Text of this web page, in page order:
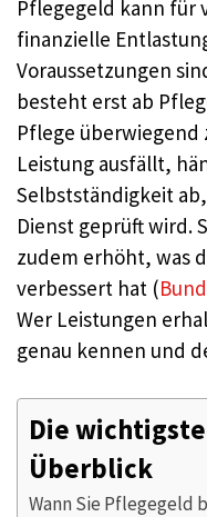
Pflegegeld kann für
finanzielle
Voraussetzungen
besteht erst ab
Pflege überwiegend
Leistung ausfällt,
Selbstständigkeit
Dienst geprüft wird.
zudem erhöht, was
verbessert hat (
Wer Leistungen
genau kennen und
Die
Überblick
Wann Sie Pflegegeld